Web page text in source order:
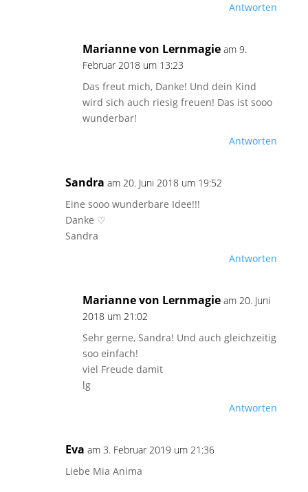
Antworten
Marianne von Lernmagie am 9.
Februar 2018 um 13:23
Das freut mich, Danke! Und dein Kind
wird sich auch riesig freuen! Das ist sooo
wunderbar!
Antworten
Sandra am 20. Juni 2018 um 19:52
Eine sooo wunderbare Idee!!!
Danke ♡
Sandra
Antworten
Marianne von Lernmagie am 20. Juni
2018 um 21:02
Sehr gerne, Sandra! Und auch gleichzeitig
soo einfach!
viel Freude damit
lg
Antworten
Eva am 3. Februar 2019 um 21:36
Liebe Mia Anima